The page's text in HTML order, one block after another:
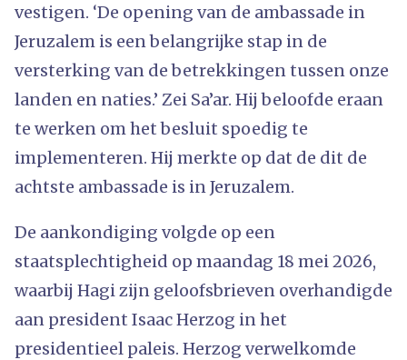
vestigen. ‘De opening van de ambassade in
Jeruzalem is een belangrijke stap in de
versterking van de betrekkingen tussen onze
landen en naties.’ Zei Sa’ar. Hij beloofde eraan
te werken om het besluit spoedig te
implementeren. Hij merkte op dat de dit de
achtste ambassade is in Jeruzalem.
De aankondiging volgde op een
staatsplechtigheid op maandag 18 mei 2026,
waarbij Hagi zijn geloofsbrieven overhandigde
aan president Isaac Herzog in het
presidentieel paleis. Herzog verwelkomde